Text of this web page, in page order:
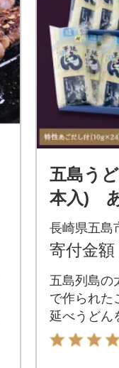
五島う
本入)
長崎県五島
寄付金額
五島列島の
で作られた
延べうどん